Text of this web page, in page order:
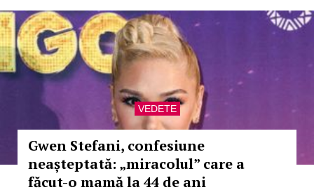
VEDETE
Gwen Stefani, confesiune
neașteptată: „miracolul” care a
făcut-o mamă la 44 de ani